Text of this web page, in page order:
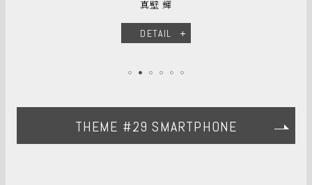
真壁 輝
DETAIL
THEME #29 SMARTPHONE